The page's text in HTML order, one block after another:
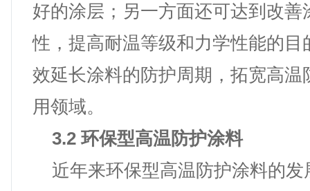
好的涂层；另一方面还可达到改善
性，提高耐温等级和力学性能的目
效延长涂料的防护周期，拓宽高温
用领域。
3.2 环保型高温防护涂料
近年来环保型高温防护涂料的发